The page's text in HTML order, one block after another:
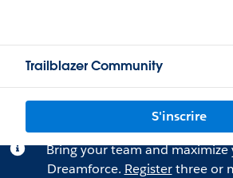
Trailblazer Community
S'inscrire
Bring your team and
Dreamforce. Registerthree or